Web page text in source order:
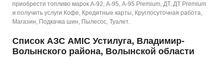
приобрести топливо марок А-92, А-95, А-95 Premium, ДТ, ДТ Premium
и получить услуги Кофе, Кредитные карты, Круглосуточная работа,
Магазин, Подкачка шин, Пылесос, Туалет.
Список АЗС AMIC Устилуга, Владимир-
Волынского района, Волынской области